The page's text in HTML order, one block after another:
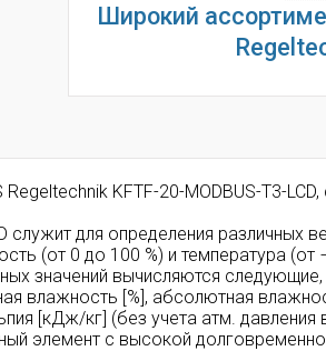
Широкий
KFTF-20-MODBUS-T3-
служит для определения различных
(от 0 до 100 %) и температура (от
значений вычисляются
влажность [%], абсолютная
[кДж/кг] (без учета атм. давления
элемент с высокой